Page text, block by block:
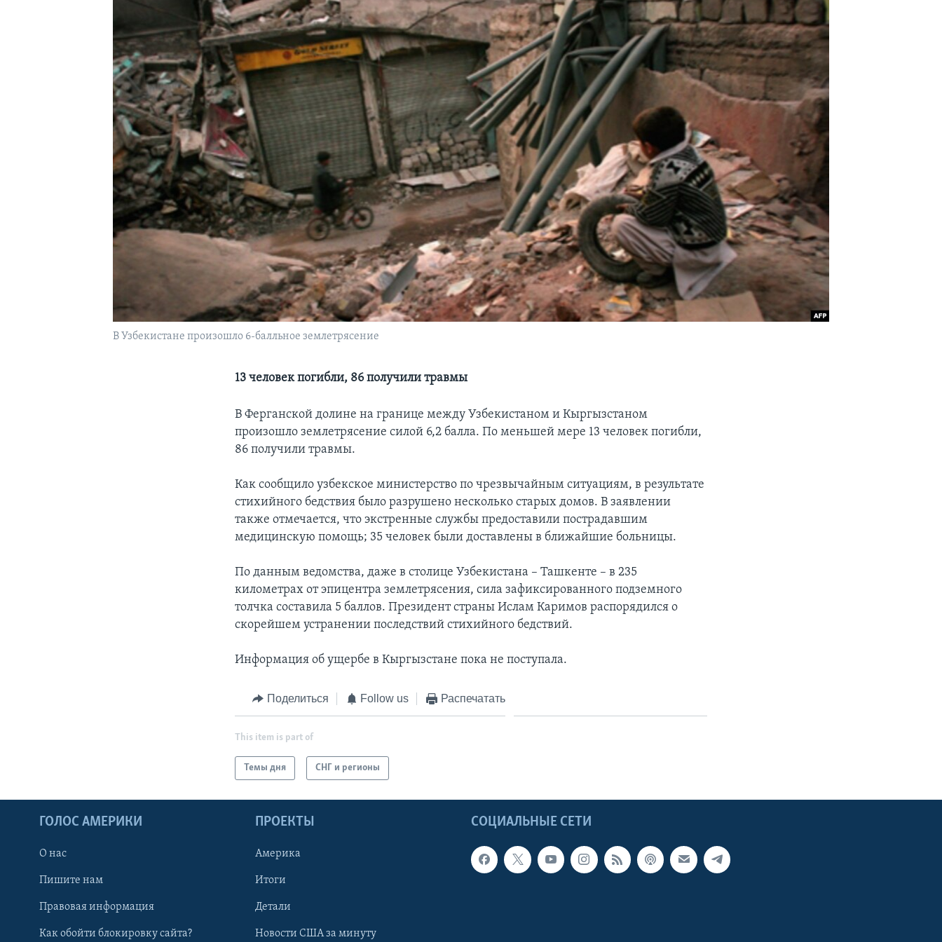
В Узбекистане произошло 6-балльное землетрясение
13 человек погибли, 86 получили травмы
В Ферганской долине на границе между Узбекистаном и Кыргызстаном
произошло землетрясение силой 6,2 балла. По меньшей мере 13 человек погибли,
86 получили травмы.
Как сообщило узбекское министерство по чрезвычайным ситуациям, в результате
стихийного бедствия было разрушено несколько старых домов. В заявлении
также отмечается, что экстренные службы предоставили пострадавшим
медицинскую помощь; 35 человек были доставлены в ближайшие больницы.
По данным ведомства, даже в столице Узбекистана – Ташкенте – в 235
километрах от эпицентра землетрясения, сила зафиксированного подземного
толчка составила 5 баллов. Президент страны Ислам Каримов распорядился о
скорейшем устранении последствий стихийного бедствий.
Информация об ущербе в Кыргызстане пока не поступала.
Поделиться Follow us Распечатать
This item is part of
Темы дня СНГ и регионы
СОЦИАЛЬНЫЕ СЕТИ
ГОЛОС АМЕРИКИ
О нас
Пишите нам
Правовая информация
Как обойти блокировку сайта?
ПРОЕКТЫ
Америка
Итоги
Детали
Новости США за минуту